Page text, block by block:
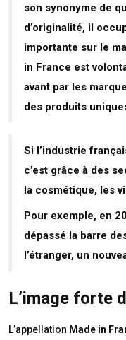
son synonyme de
d’originalité, il
importante sur le
in France est
avant par les
des produits
Si l’industrie
c’est grâce à des
la cosmétique, les
Pour exemple, en
dépassé la barre
l’étranger, un
L’image forte
L’appellation Made in